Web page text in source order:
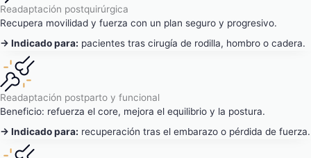
Readaptación postquirúrgica
Recupera movilidad y fuerza con un plan seguro y progresivo.
→ Indicado para: pacientes tras cirugía de rodilla, hombro o cadera.
Readaptación postparto y funcional
Beneficio: refuerza el core, mejora el equilibrio y la postura.
→ Indicado para: recuperación tras el embarazo o pérdida de fuerza.